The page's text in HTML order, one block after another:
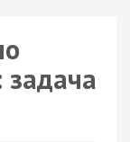
задача